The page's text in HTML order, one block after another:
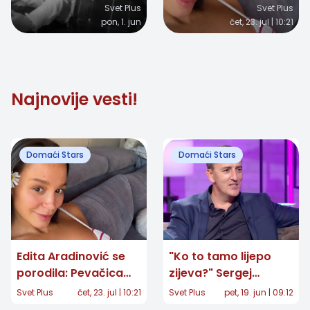
mesci nakon smrti
pevača, izgubila bitku
Svet Plus
pon, 1. jun
objavila prvu
fotografiju ćerke
Svet Plus
čet, 23. jul | 10:21
Najnovije vesti!
Domaći Stars
Edita Aradinović se
porodila: Pevačica
objavila prvu
Svet Plus čet, 23. jul | 10:21
Domaći Stars
"Ko to tamo lijepo
zijeva?" Sergej
Ćetković posle 40
Svet Plus pet, 19. jun | 09:12